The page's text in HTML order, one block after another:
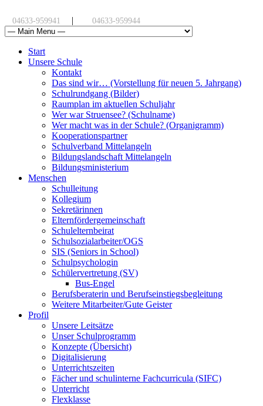
04633-959941 | 04633-959944
Start
Unsere Schule
Kontakt
Das sind wir… (Vorstellung für neuen 5. Jahrgang)
Schulrundgang (Bilder)
Raumplan im aktuellen Schuljahr
Wer war Struensee? (Schulname)
Wer macht was in der Schule? (Organigramm)
Kooperationspartner
Schulverband Mittelangeln
Bildungslandschaft Mittelangeln
Bildungsministerium
Menschen
Schulleitung
Kollegium
Sekretärinnen
Elternfördergemeinschaft
Schulelternbeirat
Schulsozialarbeiter/OGS
SIS (Seniors in School)
Schulpsychologin
Schülervertretung (SV)
Bus-Engel
Berufsberaterin und Berufseinstiegsbegleitung
Weitere Mitarbeiter/Gute Geister
Profil
Unsere Leitsätze
Unser Schulprogramm
Konzepte (Übersicht)
Digitalisierung
Unterrichtszeiten
Fächer und schulinterne Fachcurricula (SIFC)
Unterricht
Flexklasse